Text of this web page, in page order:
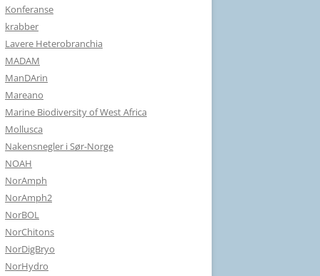
Konferanse
krabber
Lavere Heterobranchia
MADAM
ManDArin
Mareano
Marine Biodiversity of West Africa
Mollusca
Nakensnegler i Sør-Norge
NOAH
NorAmph
NorAmph2
NorBOL
NorChitons
NorDigBryo
NorHydro